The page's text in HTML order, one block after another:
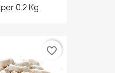
per 0.2 Kg
favorite_border